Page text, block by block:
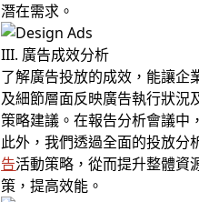
潛在需求。
III. 廣告成效分析
了解廣告投放的成效，能讓企
及細節層面反映廣告執行狀況
策略建議。在報告分析會議中
此外，我們透過全面的投放
告活動策略，從而提升整體資
策，提高效能。